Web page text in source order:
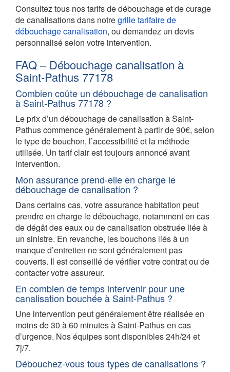
Consultez tous nos tarifs de débouchage et de curage
de canalisations dans notregrille tarifaire de
débouchage canalisation, ou demandez un devis
personnalisé selon votre intervention.
FAQ – Débouchage canalisation à
Saint-Pathus 77178
Combien coûte un débouchage de canalisation
à Saint-Pathus 77178 ?
Le prix d’un débouchage de canalisation à Saint-
Pathus commence généralement à partir de 90€, selon
le type de bouchon, l’accessibilité et la méthode
utilisée. Un tarif clair est toujours annoncé avant
intervention.
Mon assurance prend-elle en charge le
débouchage de canalisation ?
Dans certains cas, votre assurance habitation peut
prendre en charge le débouchage, notamment en cas
de dégât des eaux ou de canalisation obstruée liée à
un sinistre. En revanche, les bouchons liés à un
manque d’entretien ne sont généralement pas
couverts. Il est conseillé de vérifier votre contrat ou de
contacter votre assureur.
En combien de temps intervenir pour une
canalisation bouchée à Saint-Pathus ?
Une intervention peut généralement être réalisée en
moins de 30 à 60 minutes à Saint-Pathus en cas
d’urgence. Nos équipes sont disponibles 24h/24 et
7j/7.
Débouchez-vous tous types de canalisations ?